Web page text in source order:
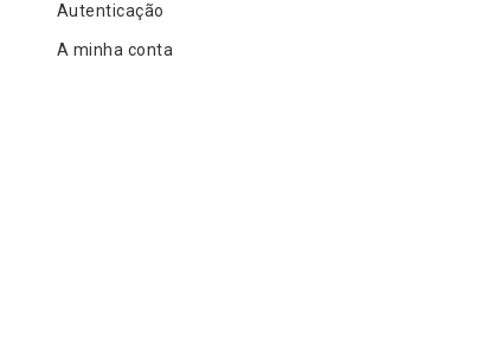
Autenticação
A minha conta